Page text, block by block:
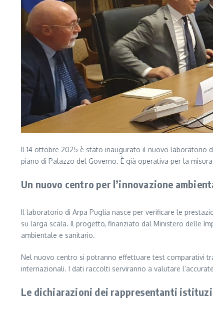
Il 14 ottobre 2025 è stato inaugurato il nuovo laboratorio
piano di Palazzo del Governo. È già operativa per la
Un nuovo centro per l’innovazione
Il laboratorio di Arpa Puglia nasce per verificare le
su larga scala. Il progetto, finanziato dal Ministero delle
ambientale e sanitario.
Nel nuovo centro si potranno effettuare test comparativi
internazionali. I dati raccolti serviranno a valutare
Le dichiarazioni dei rappresentanti